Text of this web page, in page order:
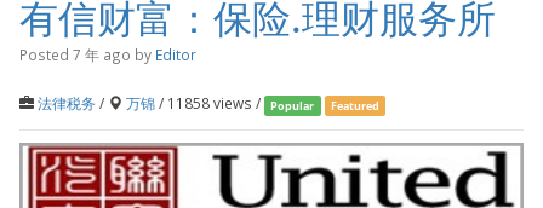
有信财富：保险.理财服务所
Posted 7 年 ago by Editor
法律税务 / 万锦/ 11858 views / Popular Featured